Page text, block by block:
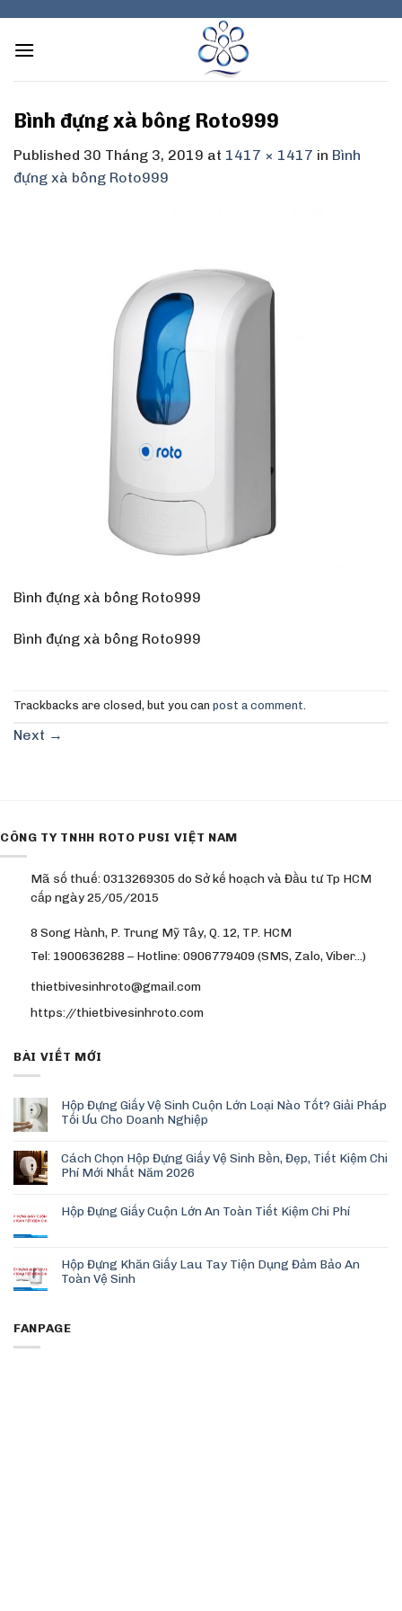
content
Bình đựng xà bông Roto999
Published 30 Tháng 3, 2019 at 1417 × 1417 in Bình
đựng xà bông Roto999
Bình đựng xà bông Roto999
Bình đựng xà bông Roto999
Trackbacks are closed, but you can post a comment.
Next →
CÔNG TY TNHH ROTO PUSI VIỆT NAM
Mã số thuế: 0313269305 do Sở kế hoạch và Đầu tư Tp HCM
cấp ngày 25/05/2015
8 Song Hành, P. Trung Mỹ Tây, Q. 12, TP. HCM
Tel: 1900636288 – Hotline: 0906779409 (SMS, Zalo, Viber…)
thietbivesinhroto@gmail.com
https://thietbivesinhroto.com
BÀI VIẾT MỚI
Hộp Đựng Giấy Vệ Sinh Cuộn Lớn Loại Nào Tốt? Giải Pháp
Tối Ưu Cho Doanh Nghiệp
Cách Chọn Hộp Đựng Giấy Vệ Sinh Bền, Đẹp, Tiết Kiệm Chi
Phí Mới Nhất Năm 2026
Hộp Đựng Giấy Cuộn Lớn An Toàn Tiết Kiệm Chi Phí
Hộp Đựng Khăn Giấy Lau Tay Tiện Dụng Đảm Bảo An
Toàn Vệ Sinh
FANPAGE